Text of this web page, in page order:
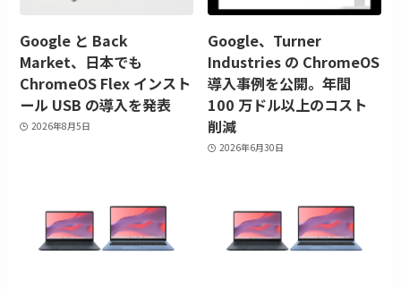
Google と Back
Market、日本でも
ChromeOS Flex インスト
ール USB の導入を発表
2026年8月5日
Google、Turner
Industries の ChromeOS
導入事例を公開。年間
100 万ドル以上のコスト
削減
2026年6月30日